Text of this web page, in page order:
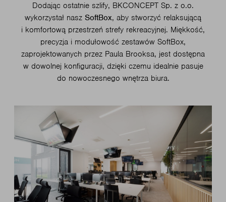
Dodając ostatnie szlify, BKCONCEPT Sp. z o.o.
wykorzystał nasz SoftBox, aby stworzyć relaksującą
i komfortową przestrzeń strefy rekreacyjnej. Miękkość,
precyzja i modułowość zestawów SoftBox,
zaprojektowanych przez Paula Brooksa, jest dostępna
w dowolnej konfiguracji, dzięki czemu idealnie pasuje
do nowoczesnego wnętrza biura.